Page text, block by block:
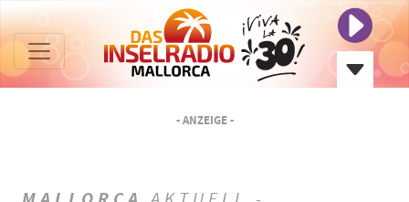
- ANZEIGE -